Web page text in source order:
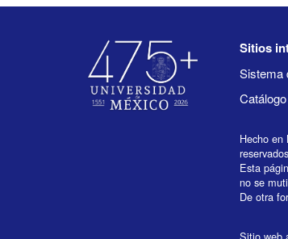
Sitios
Sistema
Hecho en
Esta
no se
De otra